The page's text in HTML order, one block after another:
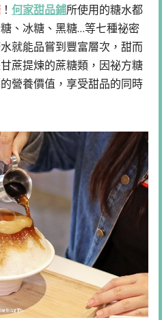
！ 何家甜品鋪所使用的糖水都
、冰糖、黑糖…等七種祕密
就能品嘗到豐富層次，甜而
蔗提煉的蔗糖類，因祕方糖
營養價值，享受甜品的同時